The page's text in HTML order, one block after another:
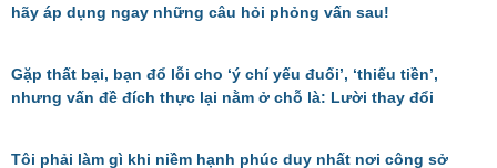
hãy áp dụng ngay những câu hỏi phỏng vấn sau!
Gặp thất bại, bạn đổ lỗi cho ‘ý chí yếu đuối’, ‘thiếu tiền’,
nhưng vấn đề đích thực lại nằm ở chỗ là: Lười thay đổi
Tôi phải làm gì khi niềm hạnh phúc duy nhất nơi công sở